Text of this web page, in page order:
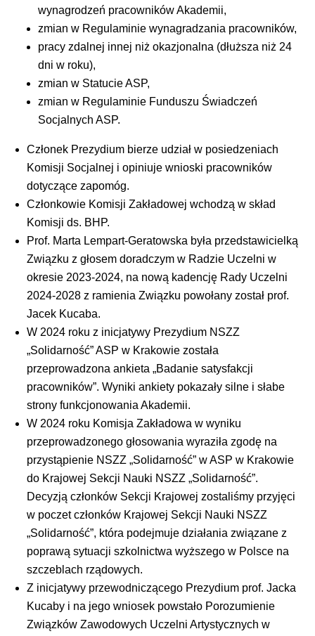
wynagrodzeń pracowników Akademii,
zmian w Regulaminie wynagradzania pracowników,
pracy zdalnej innej niż okazjonalna (dłuższa niż 24
dni w roku),
zmian w Statucie ASP,
zmian w Regulaminie Funduszu Świadczeń
Socjalnych ASP.
Członek Prezydium bierze udział w posiedzeniach
Komisji Socjalnej i opiniuje wnioski pracowników
dotyczące zapomóg.
Członkowie Komisji Zakładowej wchodzą w skład
Komisji ds. BHP.
Prof. Marta Lempart-Geratowska była przedstawicielką
Związku z głosem doradczym w Radzie Uczelni w
okresie 2023-2024, na nową kadencję Rady Uczelni
2024-2028 z ramienia Związku powołany został prof.
Jacek Kucaba.
W 2024 roku z inicjatywy Prezydium NSZZ
„Solidarność” ASP w Krakowie została
przeprowadzona ankieta „Badanie satysfakcji
pracowników”. Wyniki ankiety pokazały silne i słabe
strony funkcjonowania Akademii.
W 2024 roku Komisja Zakładowa w wyniku
przeprowadzonego głosowania wyraziła zgodę na
przystąpienie NSZZ „Solidarność” w ASP w Krakowie
do Krajowej Sekcji Nauki NSZZ „Solidarność”.
Decyzją członków Sekcji Krajowej zostaliśmy przyjęci
w poczet członków Krajowej Sekcji Nauki NSZZ
„Solidarność”, która podejmuje działania związane z
poprawą sytuacji szkolnictwa wyższego w Polsce na
szczeblach rządowych.
Z inicjatywy przewodniczącego Prezydium prof. Jacka
Kucaby i na jego wniosek powstało Porozumienie
Związków Zawodowych Uczelni Artystycznych w